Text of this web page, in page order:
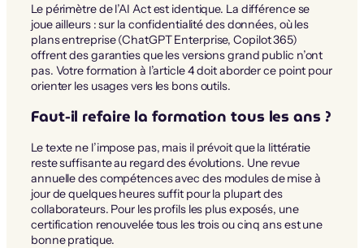
Le périmètre de l’AI Act est identique. La différence se
joue ailleurs : sur la confidentialité des données, où les
plans entreprise (ChatGPT Enterprise, Copilot 365)
offrent des garanties que les versions grand public n’ont
pas. Votre formation à l’article 4 doit aborder ce point pour
orienter les usages vers les bons outils.
Faut-il refaire la formation tous les ans ?
Le texte ne l’impose pas, mais il prévoit que la littératie
reste suffisante au regard des évolutions. Une revue
annuelle des compétences avec des modules de mise à
jour de quelques heures suffit pour la plupart des
collaborateurs. Pour les profils les plus exposés, une
certification renouvelée tous les trois ou cinq ans est une
bonne pratique.